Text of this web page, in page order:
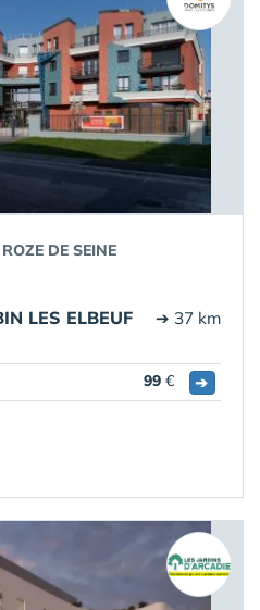
DE SEINE
LES ELBEUF ➔ 37 km
99 € ➔